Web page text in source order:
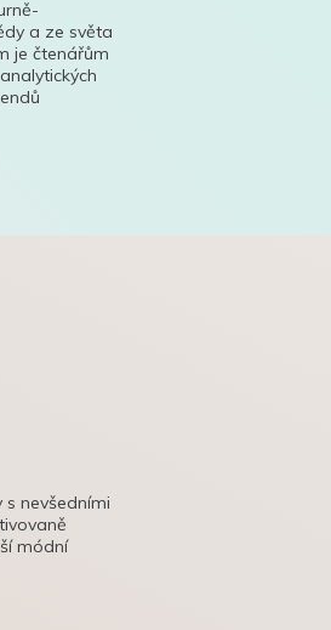
a ze světa
je čtenářům
nevšedními
módní